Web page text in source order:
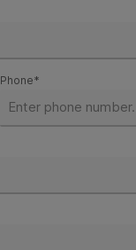
Phone*